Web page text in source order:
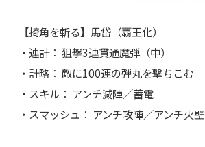
【掎角を斬る】馬岱（覇王化）
・連計： 狙撃3連貫通魔弾（中）
・計略： 敵に100連の弾丸を撃ちこむ
・スキル： アンチ減陣／蓄電
・スマッシュ： アンチ攻陣／アンチ火壁